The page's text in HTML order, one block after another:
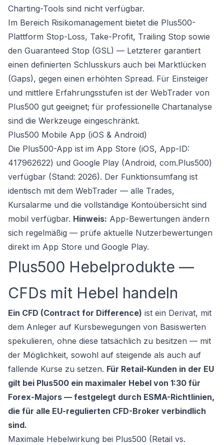
Charting-Tools sind nicht verfügbar.
Im Bereich Risikomanagement bietet die Plus500-
Plattform Stop-Loss, Take-Profit, Trailing Stop sowie
den Guaranteed Stop (GSL) — Letzterer garantiert
einen definierten Schlusskurs auch bei Marktlücken
(Gaps), gegen einen erhöhten Spread. Für Einsteiger
und mittlere Erfahrungsstufen ist der WebTrader von
Plus500 gut geeignet; für professionelle Chartanalyse
sind die Werkzeuge eingeschränkt.
Plus500 Mobile App (iOS & Android)
Die Plus500-App ist im App Store (iOS, App-ID:
417962622) und Google Play (Android, com.Plus500)
verfügbar (Stand: 2026). Der Funktionsumfang ist
identisch mit dem WebTrader — alle Trades,
Kursalarme und die vollständige Kontoübersicht sind
mobil verfügbar. Hinweis: App-Bewertungen ändern
sich regelmäßig — prüfe aktuelle Nutzerbewertungen
direkt im App Store und Google Play.
Plus500 Hebelprodukte —
CFDs mit Hebel handeln
Ein CFD (Contract for Difference) ist ein Derivat, mit
dem Anleger auf Kursbewegungen von Basiswerten
spekulieren, ohne diese tatsächlich zu besitzen — mit
der Möglichkeit, sowohl auf steigende als auch auf
fallende Kurse zu setzen. Für Retail-Kunden in der EU
gilt bei Plus500 ein maximaler Hebel von 1:30 für
Forex-Majors — festgelegt durch ESMA-Richtlinien,
die für alle EU-regulierten CFD-Broker verbindlich
sind.
Maximale Hebelwirkung bei Plus500 (Retail vs.